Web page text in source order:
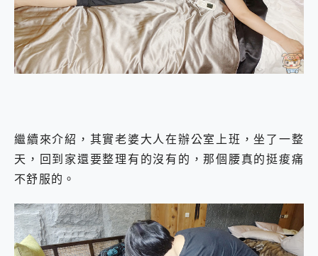
繼續來介紹，其實老婆大人在辦公室上班，坐了一整
天，回到家還要整理有的沒有的，那個腰真的挺痠痛
不舒服的。